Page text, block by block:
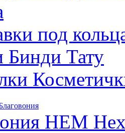
под
Бинди Тату
HEM